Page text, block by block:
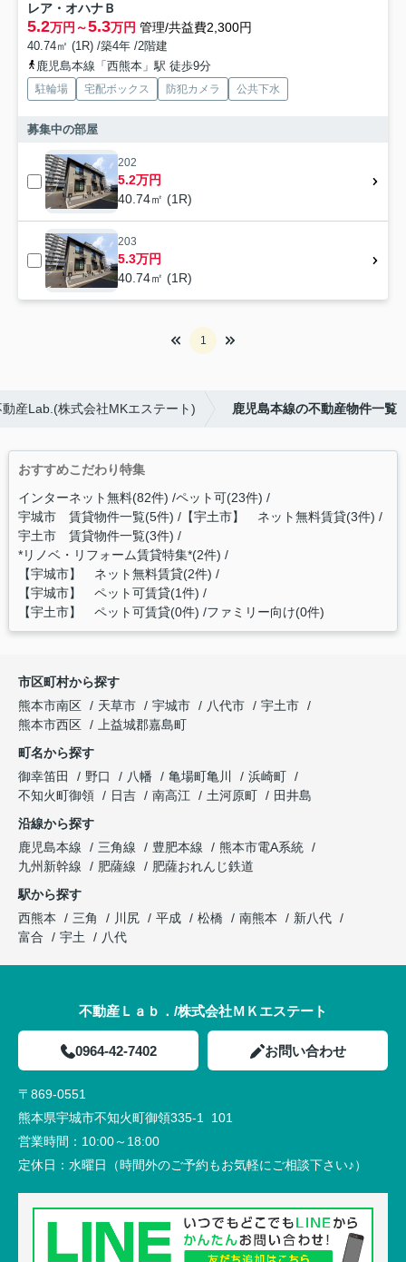
レア・オハナＢ
5.2万円～5.3万円 管理/共益費2,300円
40.74㎡ (1R) /築4年 /2階建
鹿児島本線「西熊本」駅 徒歩9分
駐輪場 宅配ボックス 防犯カメラ 公共下水
募集中の部屋
202
5.2万円
40.74㎡ (1R)
203
5.3万円
40.74㎡ (1R)
1
産Lab.(株式会社MKエステート) 鹿児島本線の不動産物件一覧
おすすめこだわり特集
インターネット無料(82件) ペット可(23件)
宇城市 賃貸物件一覧(5件) 【宇土市】 ネット無料賃貸(3件)
宇土市 賃貸物件一覧(3件)
*リノベ・リフォーム賃貸特集*(2件)
【宇城市】 ネット無料賃貸(2件)
【宇城市】 ペット可賃貸(1件)
【宇土市】 ペット可賃貸(0件) ファミリー向け(0件)
市区町村から探す
熊本市南区
天草市 宇城市 八代市
宇土市
熊本市西区
上益城郡嘉島町
町名から探す
御幸笛田
野口 八幡 亀場町亀川
浜崎町
不知火町御領
日吉 南高江 土河原町
田井島
沿線から探す
鹿児島本線
三角線 豊肥本線
熊本市電A系統
九州新幹線
肥薩線
肥薩おれんじ鉄道
駅から探す
西熊本
三角 川尻 平成 松橋 南熊本
新八代
富合
宇土 八代
不動産Ｌａｂ．/株式会社ＭＫエステート
0964-42-7402 お問い合わせ
〒869-0551
熊本県宇城市不知火町御領335-1 101
営業時間： 10:00～18:00
定休日： 水曜日（時間外のご予約もお気軽にご相談下さい♪）